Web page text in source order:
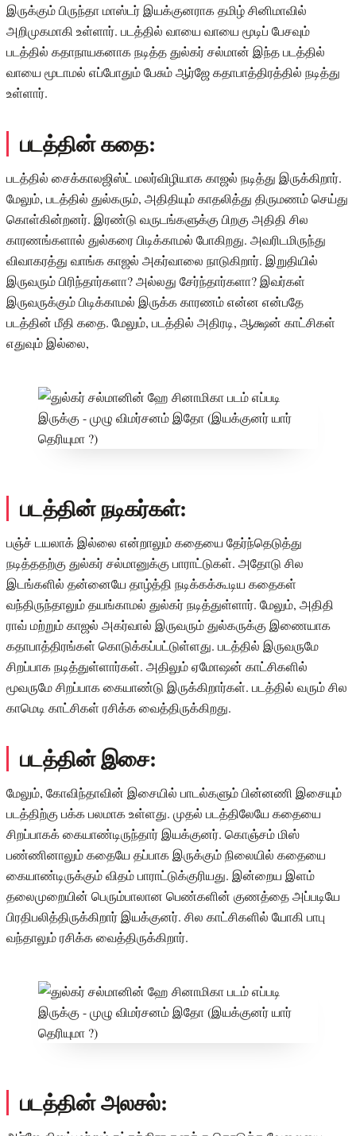
இருக்கும் பிருந்தா மாஸ்டர் இயக்குனராக தமிழ் சினிமாவில்
அறிமுகமாகி உள்ளார். படத்தில் வாயை வாயை மூடிப் பேசவும்
படத்தில் கதாநாயகனாக நடித்த துல்கர் சல்மான் இந்த படத்தில்
வாயை மூடாமல் எப்போதும் பேசும் ஆர்ஜே கதாபாத்திரத்தில் நடித்து
உள்ளார்.
படத்தின் கதை:
படத்தில் சைக்காலஜிஸ்ட் மலர்விழியாக காஜல் நடித்து இருக்கிறார்.
மேலும், படத்தில் துல்கரும், அதிதியும் காதலித்து திருமணம் செய்து
கொள்கின்றனர். இரண்டு வருடங்களுக்கு பிறகு அதிதி சில
காரணங்களால் துல்கரை பிடிக்காமல் போகிறது. அவரிடமிருந்து
விவாகரத்து வாங்க காஜல் அகர்வாலை நாடுகிறார். இறுதியில்
இருவரும் பிரிந்தார்களா? அல்லது சேர்ந்தார்களா? இவர்கள்
இருவருக்கும் பிடிக்காமல் இருக்க காரணம் என்ன என்பதே
படத்தின் மீதி கதை. மேலும், படத்தில் அதிரடி, ஆக்ஷன் காட்சிகள்
எதுவும் இல்லை,
படத்தின் நடிகர்கள்:
பஞ்ச் டயலாக் இல்லை என்றாலும் கதையை தேர்ந்தெடுத்து
நடித்ததற்கு துல்கர் சல்மானுக்கு பாராட்டுகள். அதோடு சில
இடங்களில் தன்னையே தாழ்த்தி நடிக்கக்கூடிய கதைகள்
வந்திருந்தாலும் தயங்காமல் துல்கர் நடித்துள்ளார். மேலும், அதிதி
ராவ் மற்றும் காஜல் அகர்வால் இருவரும் துல்கருக்கு இணையாக
கதாபாத்திரங்கள் கொடுக்கப்பட்டுள்ளது. படத்தில் இருவருமே
சிறப்பாக நடித்துள்ளார்கள். அதிலும் ஏமோஷன் காட்சிகளில்
மூவருமே சிறப்பாக கையாண்டு இருக்கிறார்கள். படத்தில் வரும் சில
காமெடி காட்சிகள் ரசிக்க வைத்திருக்கிறது.
படத்தின் இசை:
மேலும், கோவிந்தாவின் இசையில் பாடல்களும் பின்னணி இசையும்
படத்திற்கு பக்க பலமாக உள்ளது. முதல் படத்திலேயே கதையை
சிறப்பாகக் கையாண்டிருந்தார் இயக்குனர். கொஞ்சம் மிஸ்
பண்ணினாலும் கதையே தப்பாக இருக்கும் நிலையில் கதையை
கையாண்டிருக்கும் விதம் பாராட்டுக்குரியது. இன்றைய இளம்
தலைமுறையின் பெரும்பாலான பெண்களின் குணத்தை அப்படியே
பிரதிபலித்திருக்கிறார் இயக்குனர். சில காட்சிகளில் யோகி பாபு
வந்தாலும் ரசிக்க வைத்திருக்கிறார்.
படத்தின் அலசல்: